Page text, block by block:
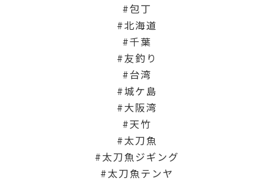
包丁
北海道
千葉
友釣り
台湾
城ケ島
大阪湾
天竹
太刀魚
太刀魚ジギング
太刀魚テンヤ